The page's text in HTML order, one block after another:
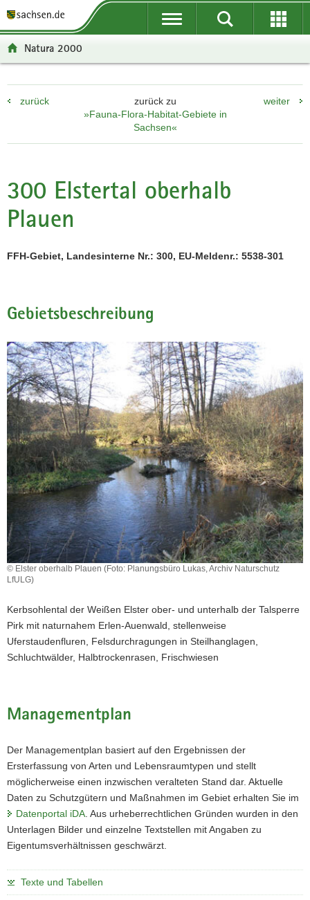
t
l
r
e
i
n
N
v
i
g
a
t
i
o
t
l
a
t
i
p
i
t
r
i
c
h
Natura 2000
zurück
zurück zu
»Fauna-Flora-Habitat-Gebiete in
Sachsen«
weiter
300 Elstertal oberhalb
Plauen
FFH-Gebiet, Landesinterne Nr.: 300, EU-Meldenr.: 5538-301
Gebietsbeschreibung
© Elster oberhalb Plauen (Foto: Planungsbüro Lukas, Archiv Naturschutz
LfULG)
Kerbsohlental der Weißen Elster ober- und unterhalb der Talsperre
Pirk mit naturnahem Erlen-Auenwald, stellenweise
Uferstaudenfluren, Felsdurchragungen in Steilhanglagen,
Schluchtwälder, Halbtrockenrasen, Frischwiesen
Managementplan
Der Managementplan basiert auf den Ergebnissen der
Ersterfassung von Arten und Lebensraumtypen und stellt
möglicherweise einen inzwischen veralteten Stand dar. Aktuelle
Daten zu Schutzgütern und Maßnahmen im Gebiet erhalten Sie im
Datenportal iDA. Aus urheberrechtlichen Gründen wurden in den
Unterlagen Bilder und einzelne Textstellen mit Angaben zu
Eigentumsverhältnissen geschwärzt.
Texte und Tabellen